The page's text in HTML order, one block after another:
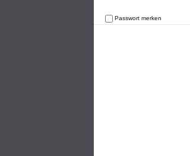
Passwort merken